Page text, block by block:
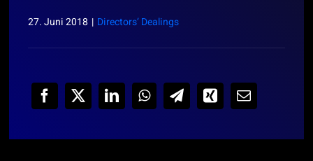
27. Juni 2018 | Directors‘ Dealings